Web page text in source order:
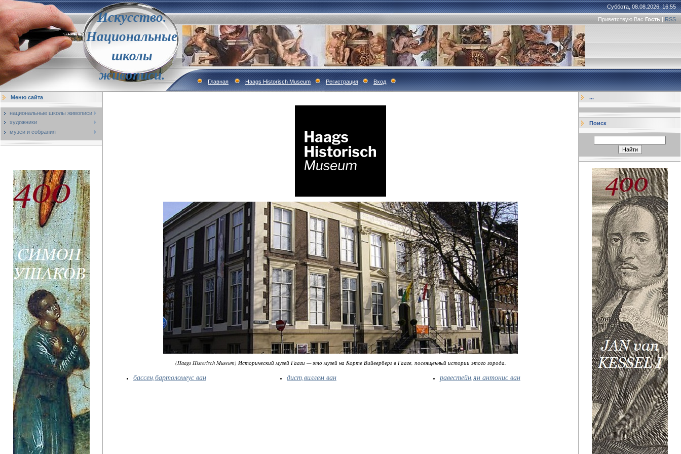
Искусство.
Национальные
школы
живописи.
Суббота, 08.08.2026, 16:55
Приветствую Вас Гость | RSS
Главная Haags Historisch Museum Регистрация Вход
Меню сайта
национальные школы живописи
художники
музеи и собрания
(Haags Historisch Museum) Исторический музей Гааги — это музей на Корте Вийверберг в Гааге, посвященный истории этого города.
бассен,бартоломеус ван дист,виллем ван равестейн,ян антонис ван
...
Поиск